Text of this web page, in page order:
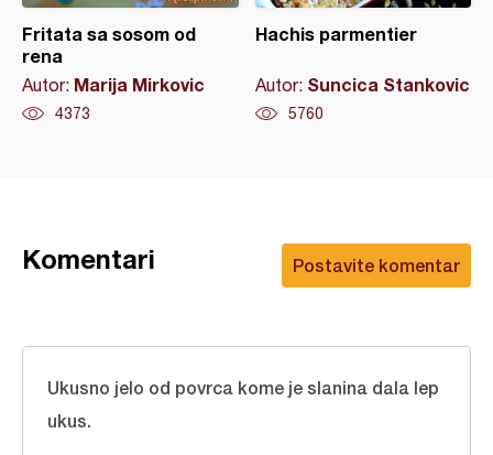
Fritata sa sosom od
rena
Autor: Marija Mirkovic
4373
Hachis parmentier
Autor: Suncica Stankovic
5760
Postavite komentar
Komentari
Ukusno jelo od povrca kome je slanina dala lep
ukus.